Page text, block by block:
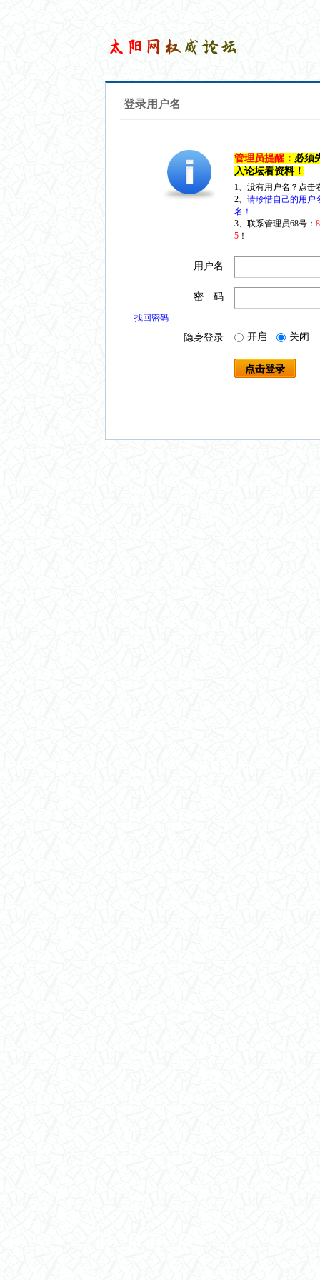
登录用户名
管理员提醒： 必须
入论坛看资料！
1、没有用户名？点
2、 请珍惜自己的用户
名！
3、联系管理员68号：
5 ！
用户名
密 码
找回密码
隐身登录 开启 关闭
点击登录